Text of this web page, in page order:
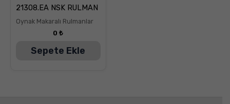
5
üzerinden
oy aldı
21308.EA NSK RULMAN
Oynak Makaralı Rulmanlar
0₺
Sepete Ekle